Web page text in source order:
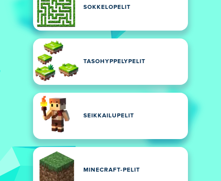
SOKKELOPELIT
TASOHYPPELYPELIT
SEIKKAILUPELIT
MINECRAFT-PELIT